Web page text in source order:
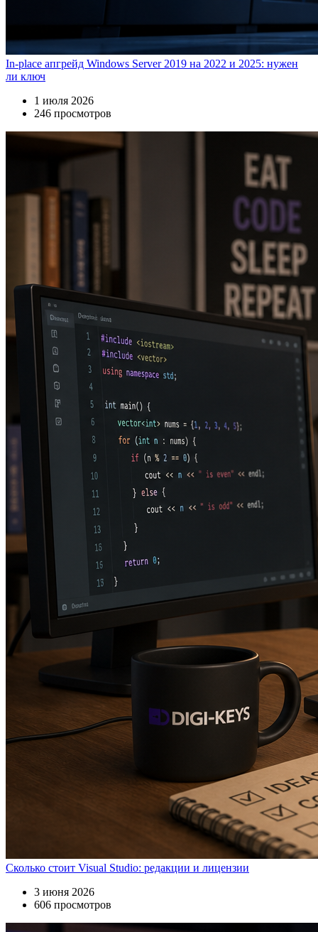
In-place апгрейд Windows Server 2019 на 2022 и 2025: нужен
ли ключ
1 июля 2026
246 просмотров
Сколько стоит Visual Studio: редакции и лицензии
3 июня 2026
606 просмотров